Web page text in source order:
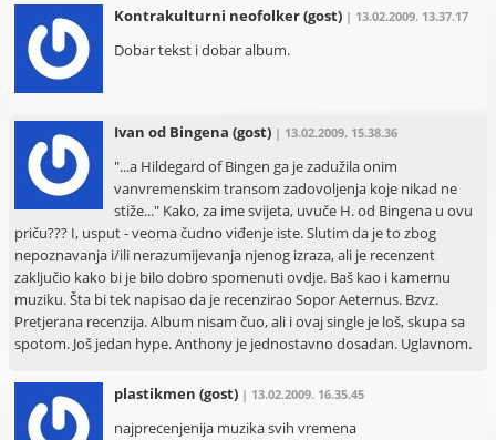
Kontrakulturni neofolker(gost) | 13.02.2009. 13.37.17
Dobar tekst i dobar album.
Ivan od Bingena (gost) | 13.02.2009. 15.38.36
"...a Hildegard of Bingen ga je zadužila onim
vanvremenskim transom zadovoljenja koje nikad ne
stiže..." Kako, za ime svijeta, uvuče H. od Bingena u ovu
priču??? I, usput - veoma čudno viđenje iste. Slutim da je to zbog
nepoznavanja i/ili nerazumijevanja njenog izraza, ali je recenzent
zaključio kako bi je bilo dobro spomenuti ovdje. Baš kao i kamernu
muziku. Šta bi tek napisao da je recenzirao Sopor Aeternus. Bzvz.
Pretjerana recenzija. Album nisam čuo, ali i ovaj single je loš, skupa sa
spotom. Još jedan hype. Anthony je jednostavno dosadan. Uglavnom.
plastikmen (gost) | 13.02.2009. 16.35.45
najprecenjenija muzika svih vremena